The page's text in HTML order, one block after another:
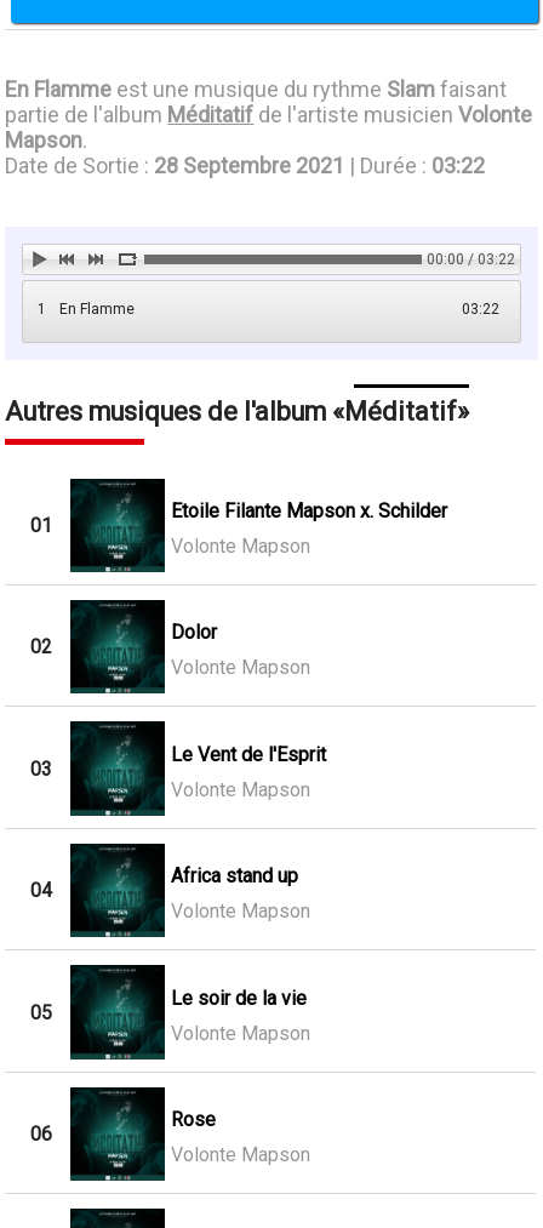
En Flamme est une musique du rythme Slamfaisant
partie de l'album Méditatif de l'artiste musicienVolonte
Mapson.
Date de Sortie : 28 Septembre 2021 | Durée : 03:22
00:00 / 03:22
1 03:22
En Flamme
Autres musiques de l'album Méditatif
01
Etoile Filante Mapson x. Schilder
Volonte Mapson
02
Dolor
Volonte Mapson
03
Le Vent de l'Esprit
Volonte Mapson
04
Africa stand up
Volonte Mapson
05
Le soir de la vie
Volonte Mapson
06
Rose
Volonte Mapson